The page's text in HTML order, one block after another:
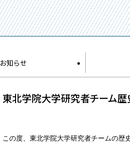
お知らせ
東北学院大学研究者チーム歴
この度、東北学院大学研究者チームの歴